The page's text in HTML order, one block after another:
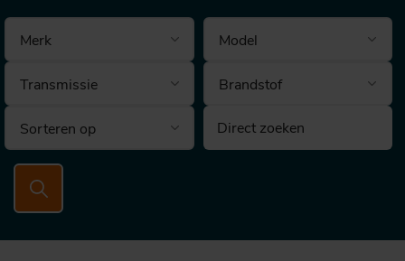
Brandstof